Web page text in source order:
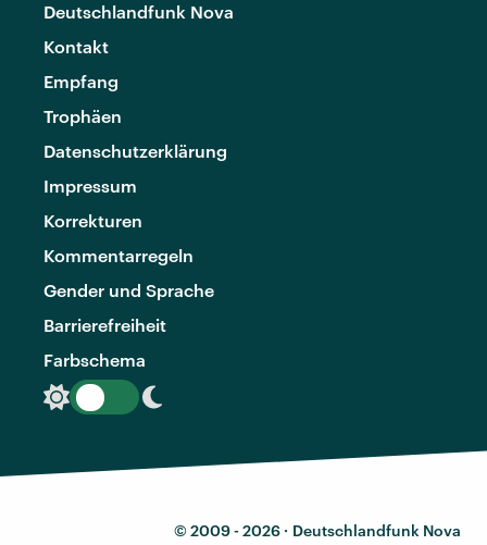
Deutschlandfunk Nova
Kontakt
Empfang
Trophäen
Datenschutzerklärung
Impressum
Korrekturen
Kommentarregeln
Gender und Sprache
Barrierefreiheit
Farbschema
© 2009 - 2026 · Deutschlandfunk Nova